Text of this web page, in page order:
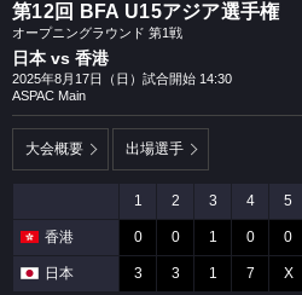
第12回 BFA U15アジア選手権
オープニングラウンド 第1戦
日本 vs 香港
2025年8月17日（日）試合開始 14:30
ASPAC Main
大会概要 出場選手
1 2 3 4 5
香港 0 0 1 0 0
日本 3 3 1 7 X